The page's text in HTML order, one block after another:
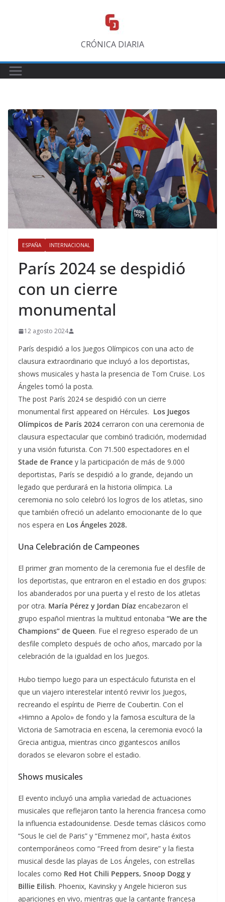
CRÓNICA DIARIA
ESPAÑA INTERNACIONAL
París 2024 se despidió
con un cierre
monumental
12 agosto 2024
París despidió a los Juegos Olímpicos con una acto de
clausura extraordinario que incluyó a los deportistas,
shows musicales y hasta la presencia de Tom Cruise. Los
Ángeles tomó la posta.
The post París 2024 se despidió con un cierre
monumental first appeared on Hércules. Los Juegos
Olímpicos de París 2024 cerraron con una ceremonia de
clausura espectacular que combinó tradición, modernidad
y una visión futurista. Con 71.500 espectadores en el
Stade de France y la participación de más de 9.000
deportistas, París se despidió a lo grande, dejando un
legado que perdurará en la historia olímpica. La
ceremonia no solo celebró los logros de los atletas, sino
que también ofreció un adelanto emocionante de lo que
nos espera en Los Ángeles 2028.
Una Celebración de Campeones
El primer gran momento de la ceremonia fue el desfile de
los deportistas, que entraron en el estadio en dos grupos:
los abanderados por una puerta y el resto de los atletas
por otra. María Pérez y Jordan Díaz encabezaron el
grupo español mientras la multitud entonaba “We are the
Champions” de Queen. Fue el regreso esperado de un
desfile completo después de ocho años, marcado por la
celebración de la igualdad en los Juegos.
Hubo tiempo luego para un espectáculo futurista en el
que un viajero interestelar intentó revivir los Juegos,
recreando el espíritu de Pierre de Coubertin. Con el
«Himno a Apolo» de fondo y la famosa escultura de la
Victoria de Samotracia en escena, la ceremonia evocó la
Grecia antigua, mientras cinco gigantescos anillos
dorados se elevaron sobre el estadio.
Shows musicales
El evento incluyó una amplia variedad de actuaciones
musicales que reflejaron tanto la herencia francesa como
la influencia estadounidense. Desde temas clásicos como
“Sous le ciel de Paris” y “Emmenez moi”, hasta éxitos
contemporáneos como “Freed from desire” y la fiesta
musical desde las playas de Los Ángeles, con estrellas
locales como Red Hot Chili Peppers, Snoop Dogg y
Billie Eilish. Phoenix, Kavinsky y Angele hicieron sus
apariciones en vivo, mientras que la cantante francesa